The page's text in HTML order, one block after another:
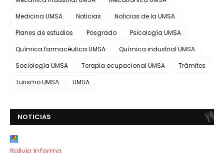
Medicina UMSA
Noticias
Noticias de la UMSA
Planes de estudios
Posgrado
Psicología UMSA
Química farmacéutica UMSA
Química industrial UMSA
Sociología UMSA
Terapia ocupacional UMSA
Trámites
Turismo UMSA
UMSA
NOTICIAS
Bolivia Informa